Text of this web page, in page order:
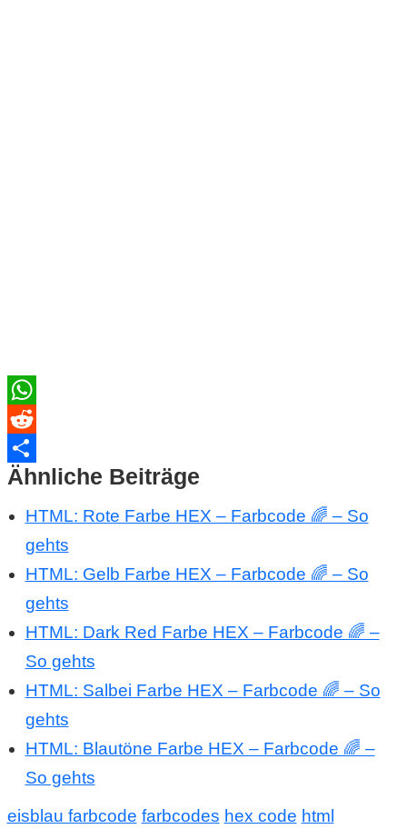
WhatsApp
Reddit
Teilen
Ähnliche Beiträge
HTML: Rote Farbe HEX – Farbcode 🌈 – So
gehts
HTML: Gelb Farbe HEX – Farbcode 🌈 – So
gehts
HTML: Dark Red Farbe HEX – Farbcode 🌈 –
So gehts
HTML: Salbei Farbe HEX – Farbcode 🌈 – So
gehts
HTML: Blautöne Farbe HEX – Farbcode 🌈 –
So gehts
eisblau farbcode farbcodes hex code html